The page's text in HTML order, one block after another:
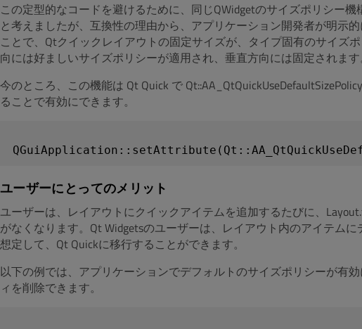
この定型的なコードを避けるために、同じQWidgetのサイズポリシー
と考えましたが、互換性の理由から、アプリケーション開発者が明示
ことで、Qtクイックレイアウトの固定サイズが、タイプ固有のサイズ
向には好ましいサイズポリシーが適用され、垂直方向には固定されます
今のところ、この機能は Qt Quick で
ることで有効にできます。
ユーザーにとってのメリット
ユーザーは、レイアウトにクイックアイテムを追加するたびに、
がなくなります。Qt Widgetsのユーザーは、レイアウト内のアイテム
想定して、Qt Quickに移行することができます。
以下の例では、アプリケーションでデフォルトのサイズポリシーが有
ィを削除できます。